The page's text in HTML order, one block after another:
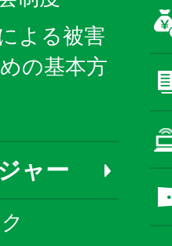
よる被害
の基本方
ャー